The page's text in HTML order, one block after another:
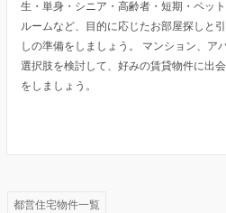
生・単身・シニア・高齢者・短期・ペッ
ルームなど、目的に応じたお部屋探しと
しの準備をしましょう。 マンション、ア
選択肢を検討して、好みの賃貸物件に出
をしましょう。
都営住宅物件一覧